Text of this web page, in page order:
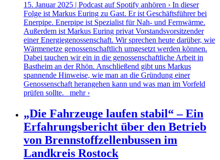
15. Januar 2025 | Podcast auf Spotify anhören › In dieser
Folge ist Markus Euring zu Gast. Er ist Geschäftsführer bei
Enerpipe. Enerpipe ist Spezialist für Nah- und Fernwärme.
Außerdem ist Markus Euring privat Vorstandsvorsitzender
einer Energiegenossenschaft. Wir sprechen heute darüber, wie
Wärmenetze genossenschaftlich umgesetzt werden können.
Dabei tauchen wir ein in die genossenschaftliche Arbeit in
Bastheim an der Rhön. Anschließend gibt uns Markus
spannende Hinweise, wie man an die Gründung einer
Genossenschaft herangehen kann und was man im Vorfeld
prüfen sollte. mehr ›
„Die Fahrzeuge laufen stabil“ – Ein
Erfahrungsbericht über den Betrieb
von Brennstoffzellenbussen im
Landkreis Rostock